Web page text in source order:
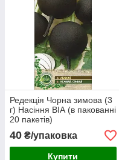
Редекція Чорна зимова (3
г) Насіння ВІА (в пакованні
20 пакетів)
40 ₴/упаковка
Купити